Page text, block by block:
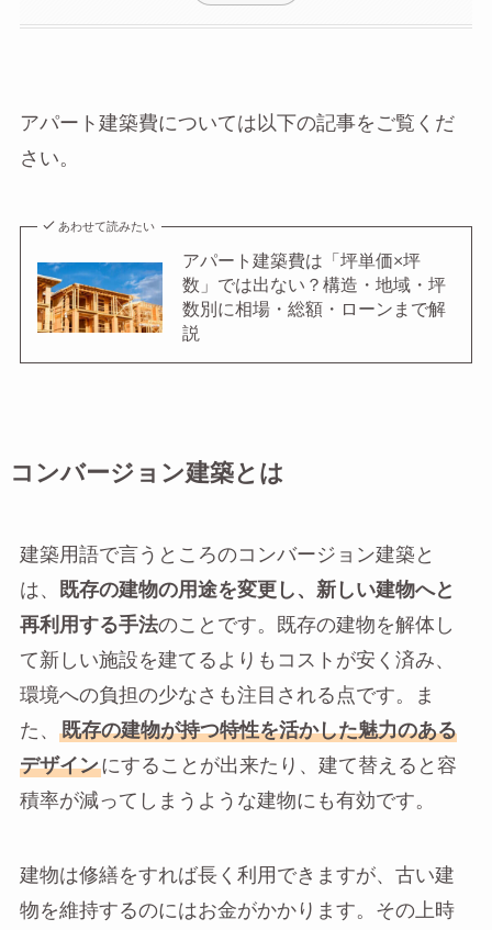
アパート建築費については以下の記事をご覧くだ
さい。
あわせて読みたい
アパート建築費は「坪単価×坪
数」では出ない？構造・地域・坪
数別に相場・総額・ローンまで解
説
コンバージョン建築とは
建築用語で言うところのコンバージョン建築と
は、
既存の建物の用途を変更し、新しい建物へと
再利用する手法のことです。既存の建物を解体し
て新しい施設を建てるよりもコストが安く済み、
環境への負担の少なさも注目される点です。ま
た、
既存の建物が持つ特性を活かした魅力のある
デザインにすることが出来たり、建て替えると容
積率が減ってしまうような建物にも有効です。
建物は修繕をすれば長く利用できますが、古い建
物を維持するのにはお金がかかります。その上時